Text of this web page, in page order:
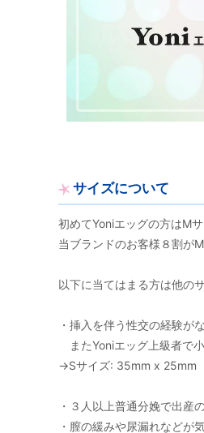
サイズについて
初めてYoniエッグの方はM
当ブランドのお客様８割が
以下に当てはまる方は他の
・挿入を伴う性交の経験が
またYoniエッグ上級者で
→Sサイズ: 35mm x 25mm
・３人以上普通分娩で出産
・膣の緩みや尿漏れなどが